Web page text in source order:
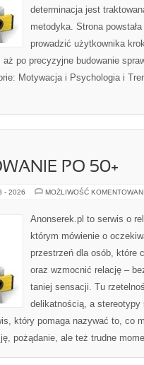
determinacja jest
metodyka. Strona
prowadzić użytkownika
aż po precyzyjne budowanie
Motywacja i Psychologia i
PO 50+
- 2026 MOŻLIWOŚĆ
Anonserek.pl to serwis o
którym mówienie o
przestrzeń dla osób, które
oraz wzmocnić relację –
taniej sensacji. Tu
delikatnością, a
który pomaga nazywać to, co
pożądanie, ale też trudne